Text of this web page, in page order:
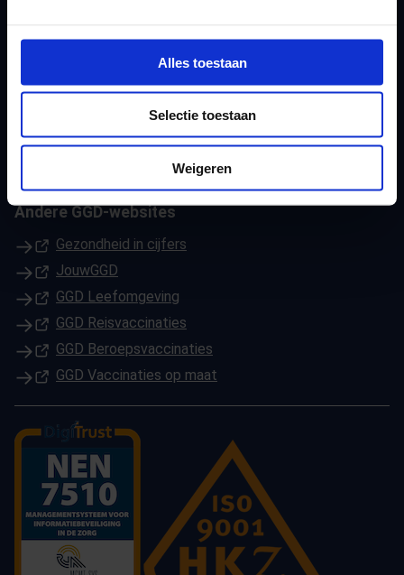
Alles toestaan
Selectie toestaan
Weigeren
Andere GGD-websites
Gezondheid in cijfers
(Opent in een nieuw tabblad)
JouwGGD
(Opent in een nieuw tabblad)
GGD Leefomgeving
(Opent in een nieuw tabblad)
GGD Reisvaccinaties
(Opent in een nieuw tabblad)
GGD Beroepsvaccinaties
(Opent in een nieuw tabblad)
GGD Vaccinaties op maat
(Opent in een nieuw tabblad)